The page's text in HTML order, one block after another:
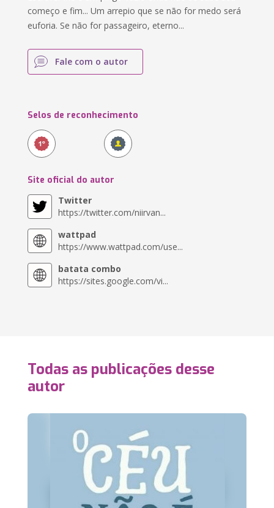
começo e fim... Um arrepio que se não for medo será
euforia. Se não for passageiro, eterno...
Fale com o autor
Selos de reconhecimento
Site oficial do autor
Twitter
https://twitter.com/niirvan...
wattpad
https://www.wattpad.com/use...
batata combo
https://sites.google.com/vi...
Todas as publicações desse
autor